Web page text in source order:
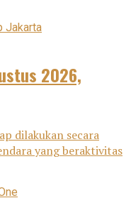
2026,
dilakukan secara
yang beraktivitas